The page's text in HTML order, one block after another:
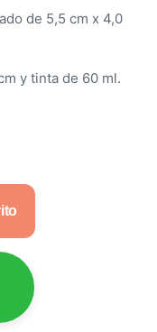
de 5,5 cm x 4,0
y tinta de 60 ml.